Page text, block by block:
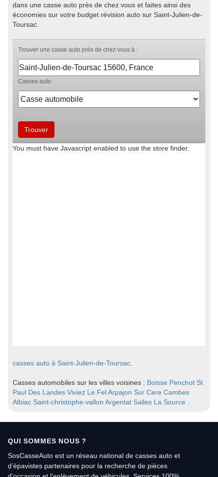
dans une casse auto près de chez vous et faites ainsi des
économies sur votre budget révision auto sur Saint-Julien-de-
Toursac.
casses auto à Saint-Julien-de-Toursac
Casses automobiles sur les villes voisines : Boisse Penchot St
Paul Des Landes Viviez Le FelArpajon Sur Cere Cambes
Albiac Saint-christophe-vallon Argentat Salles La Source
QUI SOMMES NOUS ?
SosCasseAuto est un réseau national de casses auto et
d’épavistes partenaires pour la recherche de pièces